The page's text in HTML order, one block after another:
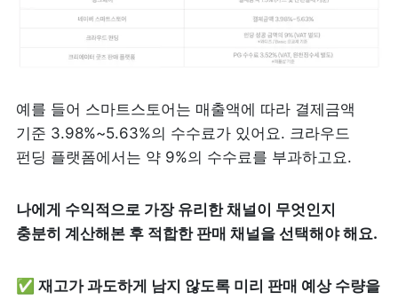
예를 들어 스마트스토어는 매출액에 따라 결제금액
기준 3.98%~5.63%의 수수료가 있어요. 크라우드
펀딩 플랫폼에서는 약 9%의 수수료를 부과하고요.
나에게 수익적으로 가장 유리한 채널이 무엇인지
충분히 계산해본 후 적합한 판매 채널을 선택해야 해요.
✅ 재고가 과도하게 남지 않도록 미리 판매 예상 수량을